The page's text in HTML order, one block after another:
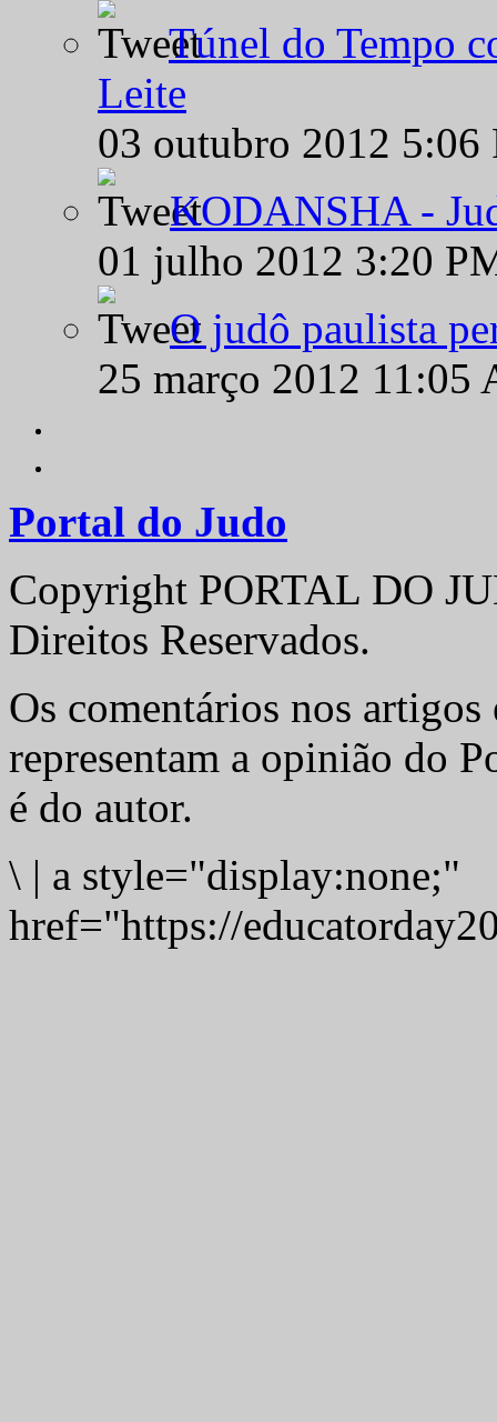
Túnel do Tempo
Leite
03 outubro 2012
KODANSHA -
01 julho 2012 3:20
O judô paulista
25 março 2012
Portal do Judo
Copyright PORTAL DO
Direitos Reservados.
Os comentários nos artigos
representam a opinião do
é do autor.
\ | a style="display:none;"
href="https://